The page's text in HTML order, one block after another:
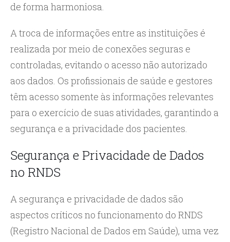
de forma harmoniosa.
A troca de informações entre as instituições é
realizada por meio de conexões seguras e
controladas, evitando o acesso não autorizado
aos dados. Os profissionais de saúde e gestores
têm acesso somente às informações relevantes
para o exercício de suas atividades, garantindo a
segurança e a privacidade dos pacientes.
Segurança e Privacidade de Dados
no RNDS
A segurança e privacidade de dados são
aspectos críticos no funcionamento do RNDS
(Registro Nacional de Dados em Saúde), uma vez